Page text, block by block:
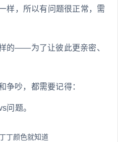
样，所以有问题很正常，需
的——为了让彼此更亲密、
争吵，都需要记得：
问题。
丁颜色就知道